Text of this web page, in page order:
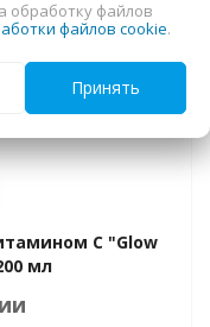
С "Glow
мл
обработку файлов
файлов cookie.
Принять